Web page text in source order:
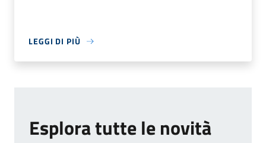
LEGGI DI PIÙ
Esplora tutte le novità